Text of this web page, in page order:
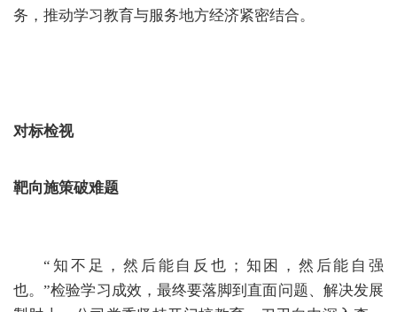
务，推动学习教育与服务地方经济紧密结合。
对标检视
靶向施策破难题
“知不足，然后能自反也；知困，然后能自强
也。”检验学习成效，最终要落脚到直面问题、解决发展